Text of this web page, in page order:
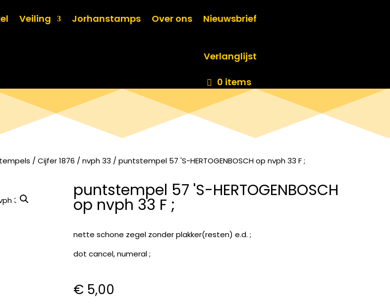
Veiling Jorhanstamps Over ons Nieuwsbrief
Verlanglijst
0 items
/ Cijfer 1876 / nvph 33 / puntstempel 57 'S-HERTOGENBOSCH op nvph 33 F ;
puntstempel 57 'S-HERTOGENBOSCH
op nvph 33 F ;
nette schone zegel zonder plakker(resten) e.d. ;
dot cancel, numeral ;
€ 5,00